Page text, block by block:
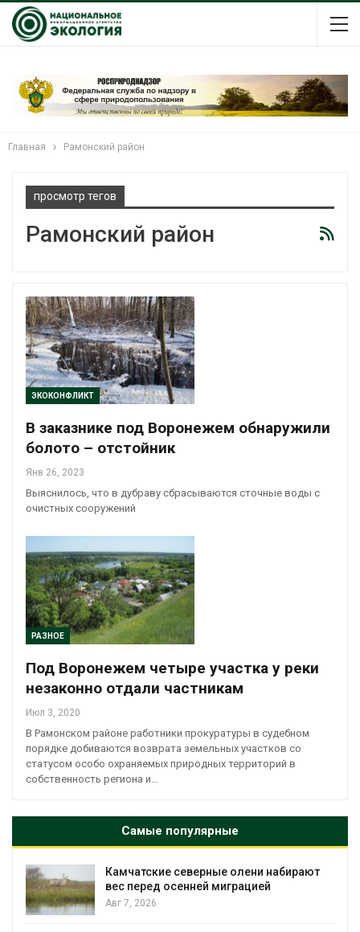
Главная Рамонский район
просмотр тегов
Рамонский район
ЭКОКОНФЛИКТ
В заказнике под Воронежем обнаружили
болото – отстойник
Янв 26, 2023
Выяснилось, что в дубраву сбрасываются сточные воды с
очистных сооружений
РАЗНОЕ
Под Воронежем четыре участка у реки
незаконно отдали частникам
Июл 3, 2020
В Рамонском районе работники прокуратуры в судебном
порядке добиваются возврата земельных участков со
статусом особо охраняемых природных территорий в
собственность региона и…
Самые популярные
Камчатские северные олени набирают
вес перед осенней миграцией
Авг 7, 2026